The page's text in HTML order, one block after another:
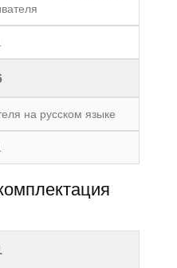
на русском языке